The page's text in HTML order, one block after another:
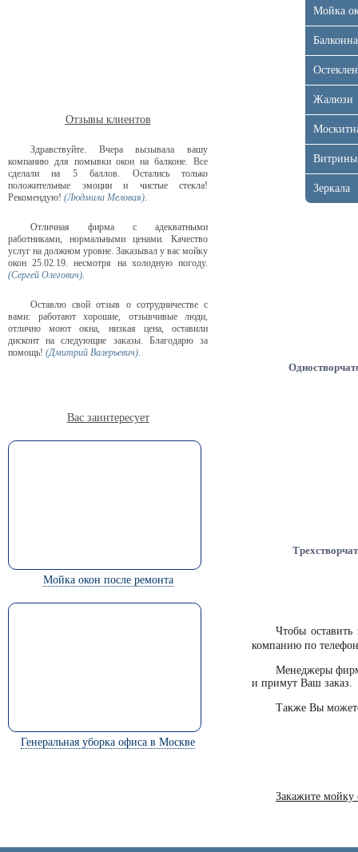
Мойка
Жалюзи
Витрины
Зеркала
Чтобы
компанию по
Менеджеры
и примут Ваш заказ.
Также Вы
Закажите мойку
Отзывы клиентов
Здравствуйте. Вчера вызывала вашу
компанию для помывки окон на балконе. Все
сделали на 5 баллов. Остались только
положительные эмоции и чистые стекла!
Рекомендую! (Людмила Меловая).
Отличная фирма с адекватными
работниками, нормальными ценами. Качество
услуг на должном уровне. Заказывал у вас мойку
окон 25.02.19. несмотря на холодную погоду.
(Сергей Олегович).
Оставлю свой отзыв о сотрудничестве с
вами: работают хорошие, отзывчивые люди,
отлично моют окна, низкая цена, оставили
дисконт на следующие заказы. Благодарю за
помощь! (Дмитрий Валерьевич).
Вас заинтересует
Мойка окон после ремонта
Генеральная уборка офиса в Москве